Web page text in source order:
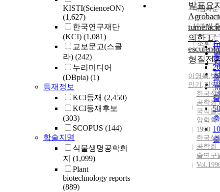
KISTI(ScienceON)
(1,627)
한국연구재단
(KCI) (1,081)
교보문고(스콜
라) (242)
누리미디어
(DBpia) (1)
등재정보
KCI등재 (2,450)
KCI등재후보
(303)
SCOPUS (144)
학술지명
식물생명공학회
지 (1,099)
Plant
biotechnology reports
(889)
내림차순
10개씩
조회
발표요
의한 L .
형질전
이영복,박
인기 ,김영
한국식
공학회
국식물
양학회
1990
한국식
공학회
술연구